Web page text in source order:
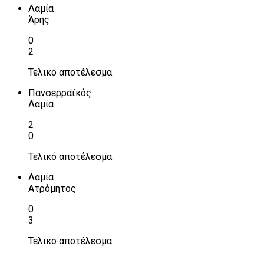
Λαμία
Άρης
0
2
Τελικό αποτέλεσμα
Πανσερραϊκός
Λαμία
2
0
Τελικό αποτέλεσμα
Λαμία
Ατρόμητος
0
3
Τελικό αποτέλεσμα